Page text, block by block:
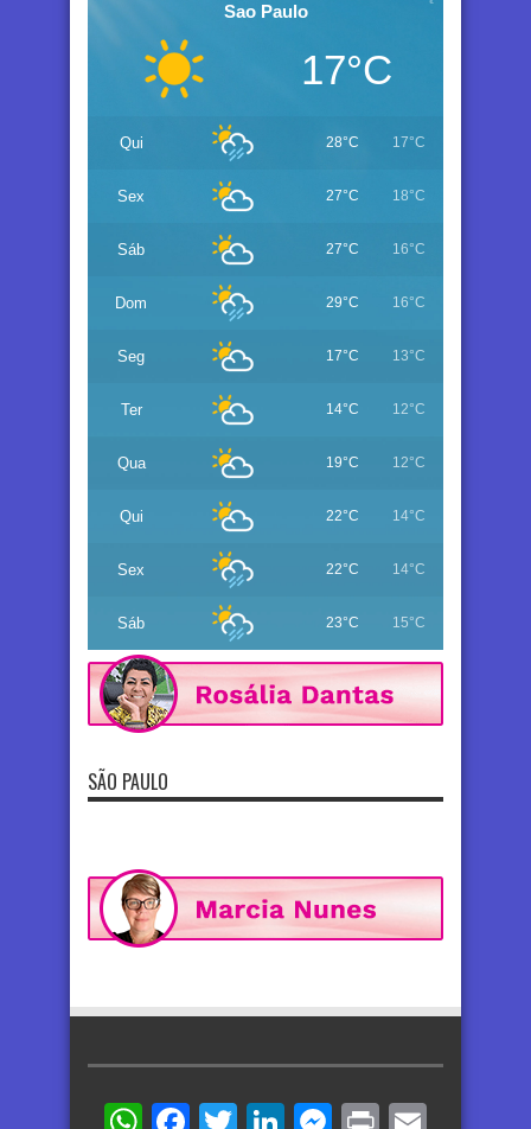
Sao Paulo
17°C
Qui 28°C 17°C
Sex 27°C 18°C
Sáb 27°C 16°C
Dom 29°C 16°C
Seg 17°C 13°C
Ter 14°C 12°C
Qua 19°C 12°C
Qui 22°C 14°C
Sex 22°C 14°C
Sáb 23°C 15°C
SÃO PAULO